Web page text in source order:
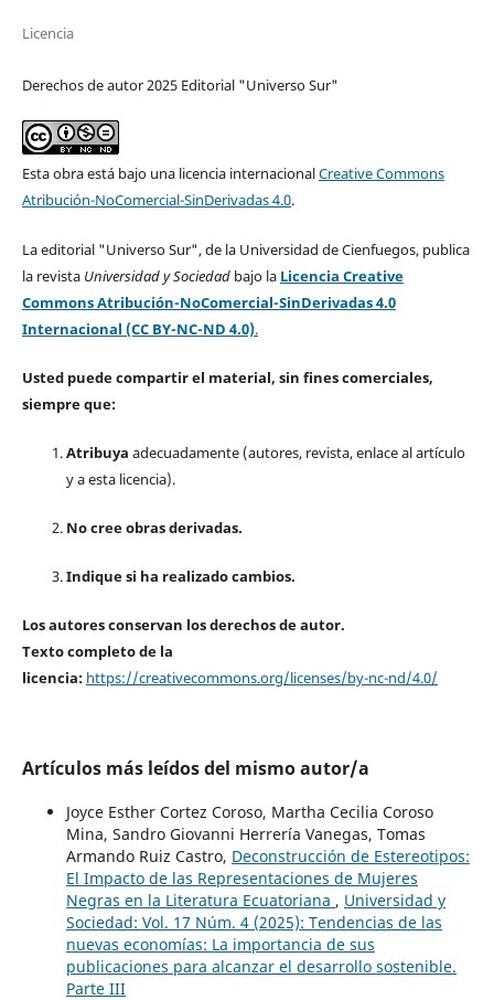
Licencia
Derechos de autor 2025 Editorial "Universo Sur"
Esta obra está bajo una licencia internacionalCreative Commons
Atribución-NoComercial-SinDerivadas 4.0.
La editorial "Universo Sur", de la Universidad de Cienfuegos, publica
la revista Universidad y Sociedad bajo la Licencia Creative
Commons Atribución-NoComercial-SinDerivadas 4.0
Internacional (CC BY-NC-ND 4.0).
Usted puede compartir el material, sin fines comerciales,
siempre que:
Atribuya adecuadamente (autores, revista, enlace al artículo
y a esta licencia).
No cree obras derivadas.
Indique si ha realizado cambios.
Los autores conservan los derechos de autor.
Texto completo de la
licencia: https://creativecommons.org/licenses/by-nc-nd/4.0/
Artículos más leídos del mismo autor/a
Joyce Esther Cortez Coroso, Martha Cecilia Coroso
Mina, Sandro Giovanni Herrería Vanegas, Tomas
Armando Ruiz Castro, Deconstrucción de Estereotipos:
El Impacto de las Representaciones de Mujeres
Negras en la Literatura Ecuatoriana , Universidad y
Sociedad: Vol. 17 Núm. 4 (2025): Tendencias de las
nuevas economías: La importancia de sus
publicaciones para alcanzar el desarrollo sostenible.
Parte III